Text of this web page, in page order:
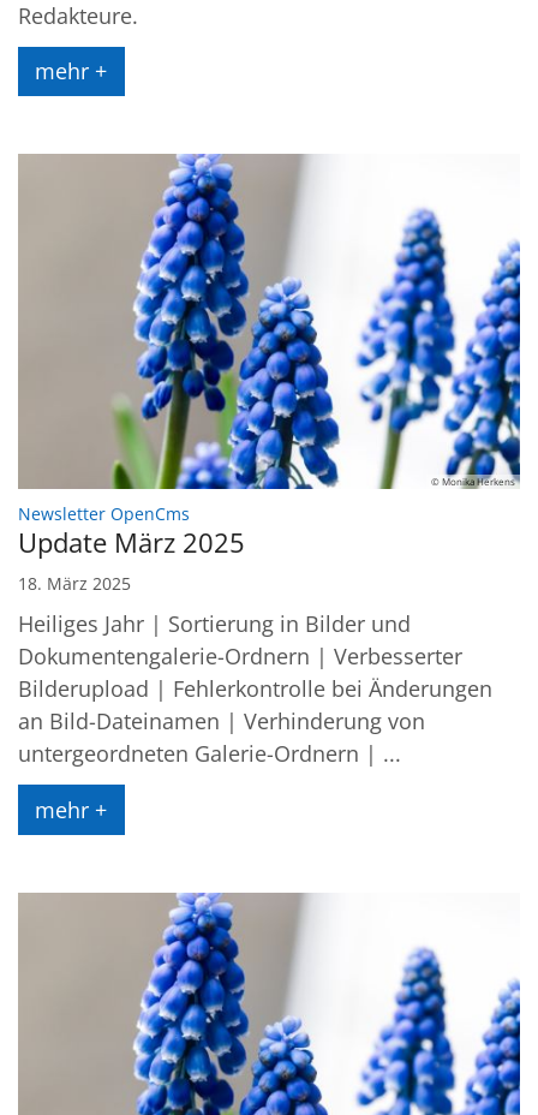
Redakteure.
mehr +
© Monika Herkens
Newsletter OpenCms
Update März 2025
18. März 2025
Heiliges Jahr | Sortierung in Bilder und
Dokumentengalerie-Ordnern | Verbesserter
Bilderupload | Fehlerkontrolle bei Änderungen
an Bild-Dateinamen | Verhinderung von
untergeordneten Galerie-Ordnern | ...
mehr +